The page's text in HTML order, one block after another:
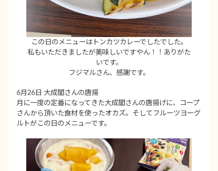
この日のメニューはトンカツカレーでしたでした。
私もいただきましたが美味しいですやん！！ありがた
いです。
フジマルさん、感謝です。
6月26日 大成閣さんの唐揚
月に一度の定番になってきた大成閣さんの唐揚げに、コープ
さんから頂いた食材を使ったオカズ。そしてフルーツヨーグ
ルトがこの日のメニューです。